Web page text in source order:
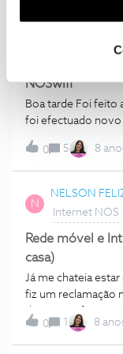
utilização dos
4.0... Alguém na
Internet NOS
NOSwifi
Boa tarde Foi feito
foi efectuado novo
acesso ao NOS
passar.Aguado
0 5 8
N
NELSON
Internet NOS
Rede móvel e
casa)
Já me chateia
fiz um reclamação
da mesma,fui
problema é que se
resposta "não é possível
0 1 8